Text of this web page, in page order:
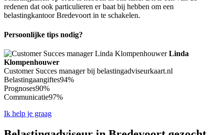
redenen dat ook particulieren er baat bij hebben om een
belastingkantoor Bredevoort in te schakelen.
Persoonlijke tips nodig?
Linda
Klompenhouwer
Customer Succes manager bij belastingadviseurkaart.nl
Belastingaangiftes94%
Prognoses90%
Communicatie97%
Ik help je graag